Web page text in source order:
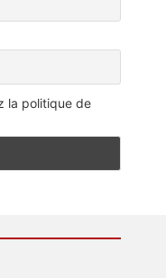
la politique de